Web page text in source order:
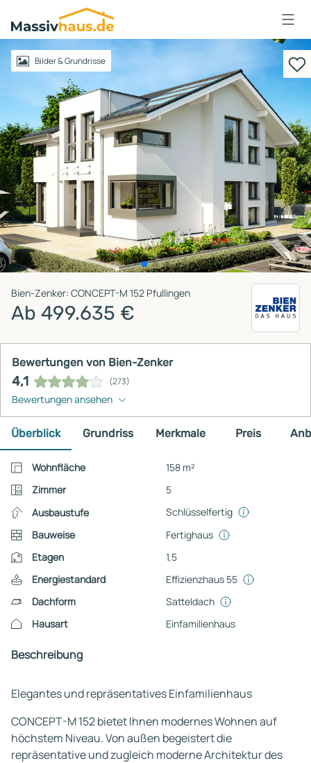
Massivhaus
Logo
AnmeldenBilder & Grundrisse
Bien-Zenker: CONCEPT-M 152 Pfullingen
Ab 499.635 €
Bewertungen von Bien-Zenker
4,1 (273)
Bewertungen ansehen
Überblick Grundriss Merkmale Preis
Wohnfläche
158 m²
Zimmer
5
Ausbaustufe
Schlüsselfertig
Bauweise
Fertighaus
Etagen
1,5
Energiestandard
Effizienzhaus 55
Dachform
Satteldach
Hausart
Einfamilienhaus
Beschreibung
Elegantes und repräsentatives Einfamilienhaus
CONCEPT-M 152 bietet Ihnen modernes Wohnen auf
höchstem Niveau. Von außen begeistert die
repräsentative und zugleich moderne Architektur des